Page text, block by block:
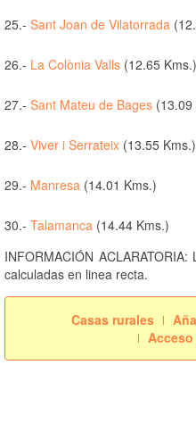
25.- Sant Joan de Vilatorrada
26.- La Colònia Valls (12.65 Kms.)
27.- Sant Mateu de Bages (13.09
28.- Viver i Serrateix (13.55 Kms.)
29.- Manresa (14.01 Kms.)
30.- Talamanca (14.44 Kms.)
INFORMACIÓN
calculadas en linea recta.
Casas rurales